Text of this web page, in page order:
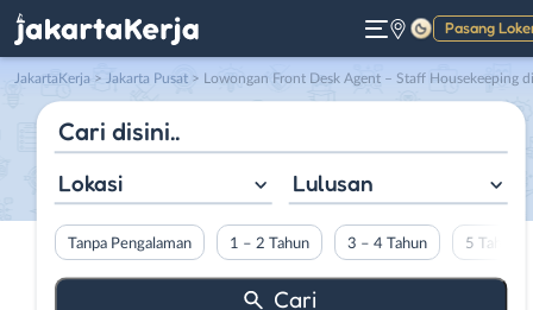
Pasang
Gelap
JakartaKerja > Jakarta Pusat > Lowongan Front Desk Agent – Staff Housekeeping di PT. Pelangi Hotel Internasional
Lokasi Lulusan
Tanpa Pengalaman 1 – 2 Tahun 3 – 4 Tahun 5 Tahun